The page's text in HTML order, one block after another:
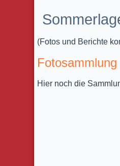
(Fotos und Berichte
Hier noch die